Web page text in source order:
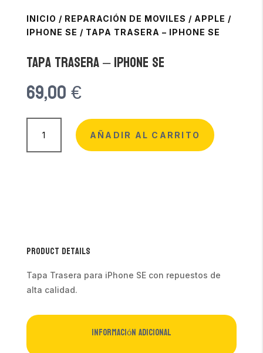
INICIO / REPARACIÓN DE MOVILES / APPLE /
IPHONE SE / TAPA TRASERA – IPHONE SE
Tapa Trasera – iPhone SE
69,00€
Tapa
Trasera
-
AÑADIR AL CARRITO
Product Details
Tapa Trasera para iPhone SE con repuestos de
alta calidad.
Información adicional